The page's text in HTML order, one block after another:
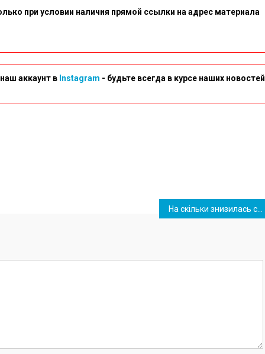
при условии наличия прямой ссылки на адрес материала
аккаунт в Instagram - будьте всегда в курсе наших новостей
На скільки знизилась середня зарплата в Южному за 2022-й та який прогноз на цей рік